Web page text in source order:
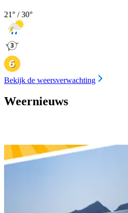
21° /30°
Bekijk de weersverwachting
Weernieuws